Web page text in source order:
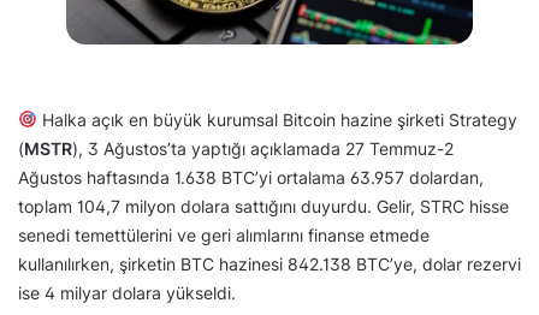
Halka açık en büyük kurumsal Bitcoin hazine şirketi Strategy
(MSTR), 3 Ağustos’ta yaptığı açıklamada 27 Temmuz-2
Ağustos haftasında 1.638 BTC’yi ortalama 63.957 dolardan,
toplam 104,7 milyon dolara sattığını duyurdu. Gelir, STRC hisse
senedi temettülerini ve geri alımlarını finanse etmede
kullanılırken, şirketin BTC hazinesi 842.138 BTC’ye, dolar rezervi
ise 4 milyar dolara yükseldi.